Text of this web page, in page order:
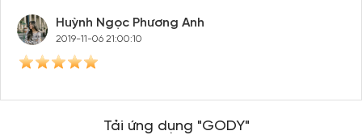
Huỳnh Ngọc Phương Anh
2019-11-06 21:00:10
Tải ứng dụng "GODY"